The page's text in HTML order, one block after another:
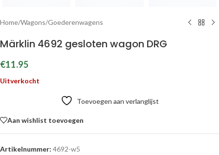
Home/Wagons/Goederenwagens
Märklin 4692 gesloten wagon DRG
€11.95
Uitverkocht
Toevoegen aan verlanglijst
Aan wishlist toevoegen
Artikelnummer: 4692-w5